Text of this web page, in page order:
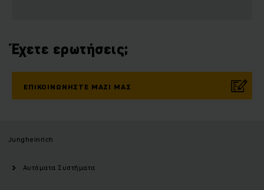
Έχετε ερωτήσεις;
ΕΠΙΚΟΙΝΩΝΉΣΤΕ ΜΑΖΊ ΜΑΣ
Jungheinrich
Αυτόματα Συστήματα